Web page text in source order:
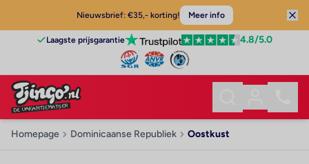
Nieuwsbrief: €35,- korting! Meer info
Laagste prijsgarantie 4.8/5.0
Homepage Dominicaanse Republiek Oostkust